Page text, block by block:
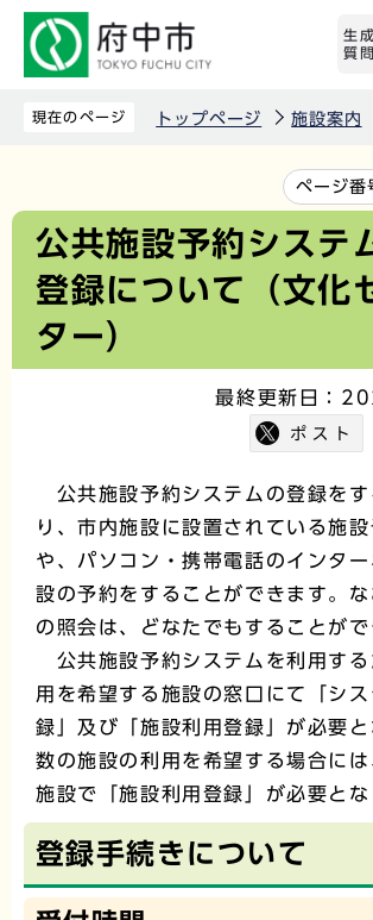
先
生
質問
現在のページ トップページ 施設案内
文
ページ番
公共施設予約システ
登録について（文化
ター）
最終更新日：
公共施設予約システムの登録をす
り、市内施設に設置されている施
や、パソコン・携帯電話のインタ
設の予約をすることができます。
の照会は、どなたでもすることがで
公共施設予約システムを利用する
用を希望する施設の窓口にて「シ
録」及び「施設利用登録」が必要
数の施設の利用を希望する場合に
施設で「施設利用登録」が必要とな
登録手続きについて